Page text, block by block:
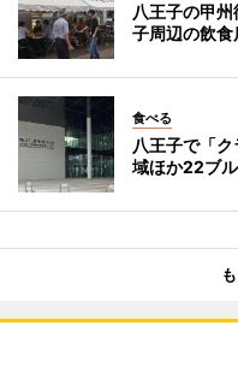
八王子の甲
子周辺の飲
食べる
八王子で「
域ほか22ブ